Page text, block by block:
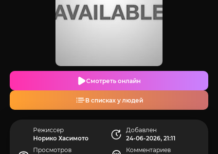
Смотреть онлайн
В списках у людей
Режиссер
Норико Хасимото
Добавлен
24-06-2026, 21:11
Просмотров
Комментариев